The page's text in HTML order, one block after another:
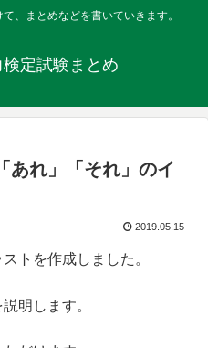
、まとめなどを書いていきます。
定試験まとめ
あれ」「それ」のイ
2019.05.15
トを作成しました。
明します。